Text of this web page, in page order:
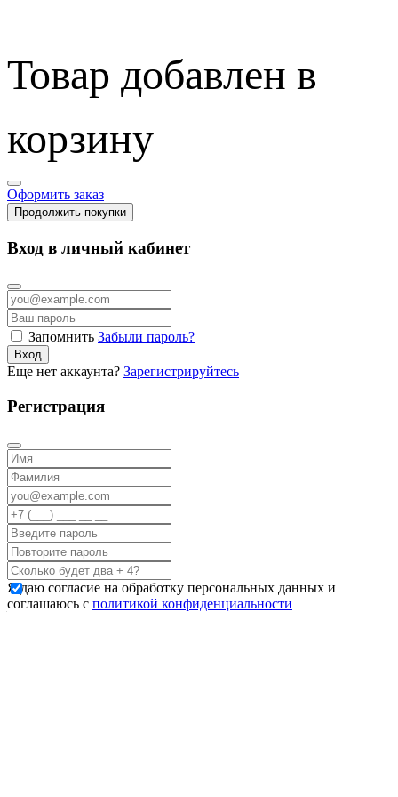
Товар добавлен в
корзину
Оформить заказ
Продолжить покупки
Вход в личный кабинет
Запомнить Забыли пароль?
Вход
Еще нет аккаунта? Зарегистрируйтесь
Регистрация
Я даю согласие на обработку персональных данных и
соглашаюсь с политикой конфиденциальности